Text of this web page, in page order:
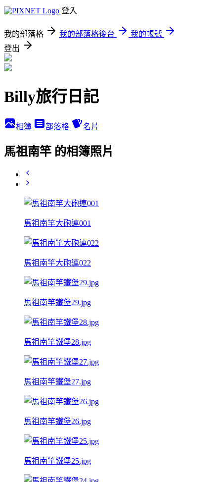
登入
我的部落格 我的部落格後台
我的帳號
登出
Billy旅行日記
相簿 部落格 名片
馬祖南竿 的相簿照片
馬祖南竿大砲連001
馬祖南竿大砲連022
馬祖南竿鐵堡29.jpg
馬祖南竿鐵堡28.jpg
馬祖南竿鐵堡27.jpg
馬祖南竿鐵堡26.jpg
馬祖南竿鐵堡25.jpg